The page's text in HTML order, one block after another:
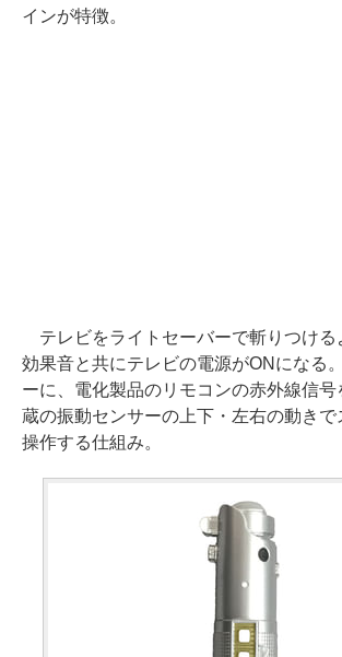
インが特徴。
テレビをライトセーバーで斬りつける
効果音と共にテレビの電源がONになる
ーに、電化製品のリモコンの赤外線信号
蔵の振動センサーの上下・左右の動きで
操作する仕組み。